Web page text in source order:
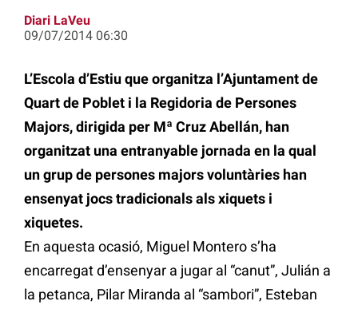
Diari LaVeu
09/07/2014 06:30
L’Escola d’Estiu que organitza l’Ajuntament de
Quart de Poblet i la Regidoria de Persones
Majors, dirigida per Mª Cruz Abellán, han
organitzat una entranyable jornada en la qual
un grup de persones majors voluntàries han
ensenyat jocs tradicionals als xiquets i
xiquetes.
En aquesta ocasió, Miguel Montero s’ha
encarregat d’ensenyar a jugar al “canut”, Julián a
la petanca, Pilar Miranda al “sambori”, Esteban